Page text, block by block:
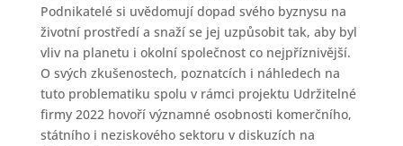
Podnikatelé si uvědomují dopad svého byznysu na
životní prostředí a snaží se jej uzpůsobit tak, aby byl
vliv na planetu i okolní společnost co nejpříznivější.
O svých zkušenostech, poznatcích i náhledech na
tuto problematiku spolu v rámci projektu Udržitelné
firmy 2022 hovoří významné osobnosti komerčního,
státního i neziskového sektoru v diskuzích na